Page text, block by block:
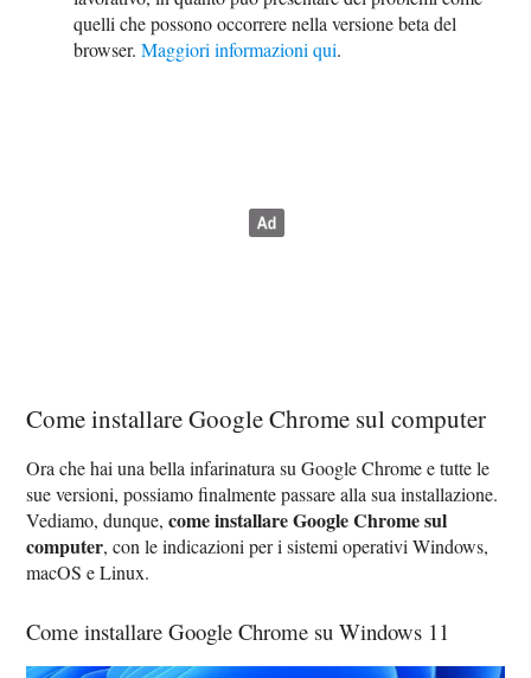
quelli che possono occorrere nella versione beta del
browser.Maggiori informazioni qui.
Come installare Google Chrome sul computer
Ora che hai una bella infarinatura su Google Chrome e tutte le
sue versioni, possiamo finalmente passare alla sua installazione.
Vediamo, dunque,come installare Google Chrome sul
computer, con le indicazioni per i sistemi operativi Windows,
macOS e Linux.
Come installare Google Chrome su Windows 11